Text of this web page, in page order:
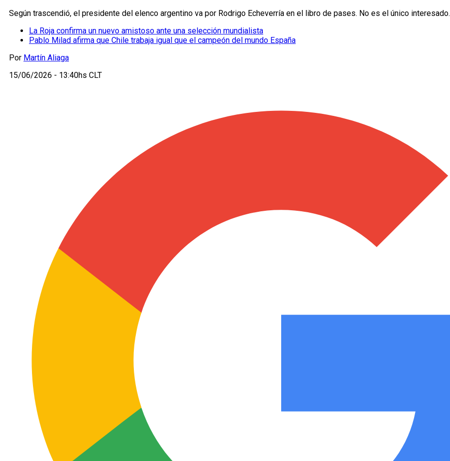
Según trascendió, el presidente del elenco argentino va por Rodrigo Echeverría en el libro de pases. No es el único interesado.
La Roja confirma un nuevo amistoso ante una selección mundialista
Pablo Milad afirma que Chile trabaja igual que el campeón del mundo España
Por Martín Aliaga
15/06/2026 - 13:40hs CLT